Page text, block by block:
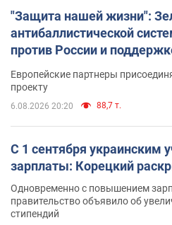
"Защита нашей жизни":
антибаллистической
против России и
Европейские партнеры
проекту
6.08.2026 20:20 88,7 т.
С 1 сентября украинским
зарплаты: Корецкий
Одновременно с повышением
правительство объявило об
стипендий